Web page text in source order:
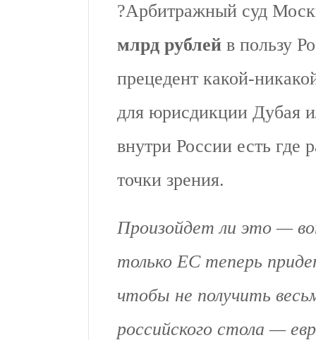
?Арбитражный суд
млрд рублей в пользу
прецедент какой-
для юрисдикции Дубая
внутри России есть где
точки зрения.
Произойдет ли это —
только ЕС теперь
чтобы не получить
российского стола —